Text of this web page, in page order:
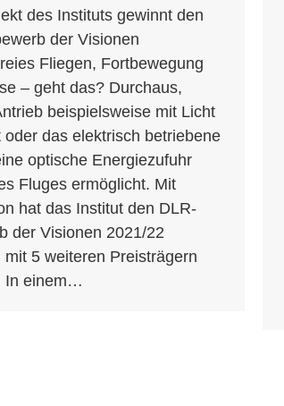
des Instituts gewinnt den
der Visionen
Fliegen, Fortbewegung
– geht das? Durchaus,
beispielsweise mit Licht
oder das elektrisch betriebene
optische Energiezufuhr
Fluges ermöglicht. Mit
hat das Institut den DLR-
der Visionen 2021/22
mit 5 weiteren Preisträgern
In einem…